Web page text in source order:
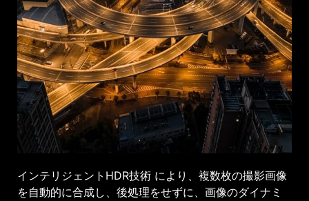
インテリジェントHDR技術 により、複数枚の撮影画像
を自動的に合成し、後処理をせずに、画像のダイナミ